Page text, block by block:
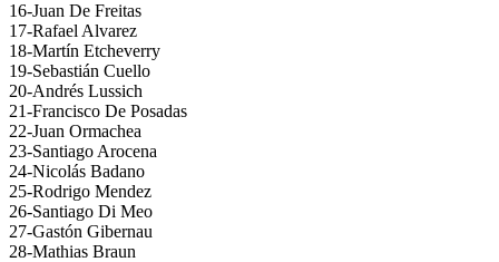
16-Juan De Freitas
17-Rafael Alvarez
18-Martín Etcheverry
19-Sebastián Cuello
20-Andrés Lussich
21-Francisco De Posadas
22-Juan Ormachea
23-Santiago Arocena
24-Nicolás Badano
25-Rodrigo Mendez
26-Santiago Di Meo
27-Gastón Gibernau
28-Mathias Braun